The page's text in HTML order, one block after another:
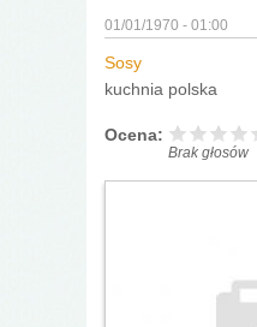
01/01/1970 - 01:00
Sosy
kuchnia polska
Ocena:
Brak głosów